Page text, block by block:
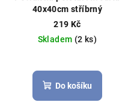
40x40cm stříbrný
219 Kč
Skladem (2 ks)
Do košíku